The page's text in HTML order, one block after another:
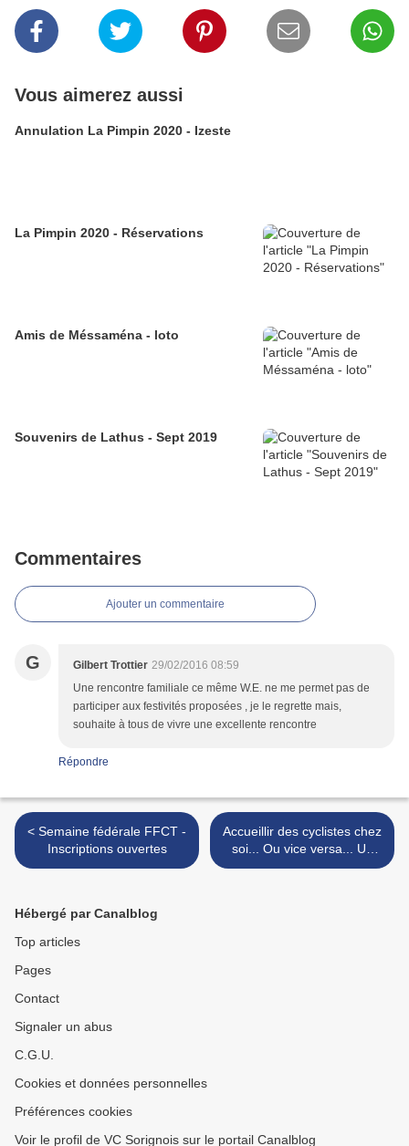
Vous aimerez aussi
Annulation La Pimpin 2020 - Izeste
La Pimpin 2020 - Réservations
Amis de Méssaména - loto
Souvenirs de Lathus - Sept 2019
Commentaires
Ajouter un commentaire
G Gilbert Trottier 29/02/2016 08:59
Une rencontre familiale ce même W.E. ne me permet pas de
participer aux festivités proposées , je le regrette mais,
souhaite à tous de vivre une excellente rencontre
Répondre
< Semaine fédérale FFCT -
Inscriptions ouvertes
Accueillir des cyclistes chez
soi... Ou vice versa... Un
site spécialisé. >
Hébergé par Canalblog
Top articles
Pages
Contact
Signaler un abus
C.G.U.
Cookies et données personnelles
Préférences cookies
Voir le profil de VC Sorignois sur le portail Canalblog